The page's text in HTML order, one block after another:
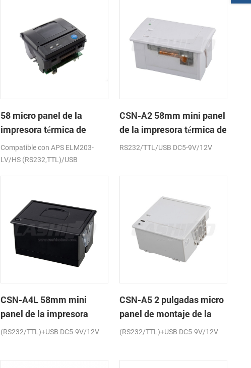
58 micro panel de la
impresora térmica de
recibos CSN-A1K
Compatible con APS ELM203-
LV/HS (RS232,TTL)/USB
CSN-A2 58mm mini panel
de la impresora térmica de
recibos
RS232/TTL/USB DC5-9V/12V
CSN-A4L 58mm mini
panel de la impresora
térmica de recibos
(RS232/TTL)+USB DC5-9V/12V
CSN-A5 2 pulgadas micro
panel de montaje de la
impresora térmica de
(RS232/TTL)+USB DC5-9V/12V